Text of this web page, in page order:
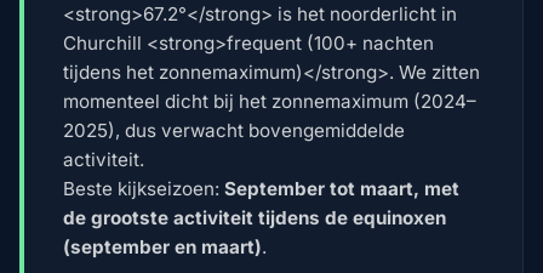
<strong>67.2°</strong> is het noorderlicht in
Churchill <strong>frequent (100+ nachten
tijdens het zonnemaximum)</strong>. We zitten
momenteel dicht bij het zonnemaximum (2024–
2025), dus verwacht bovengemiddelde
activiteit.
Beste kijkseizoen: September tot maart, met
de grootste activiteit tijdens de equinoxen
(september en maart).